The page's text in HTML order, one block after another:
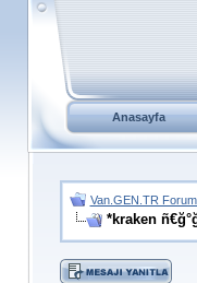
Anasayfa
Van.GEN.TR
*kraken